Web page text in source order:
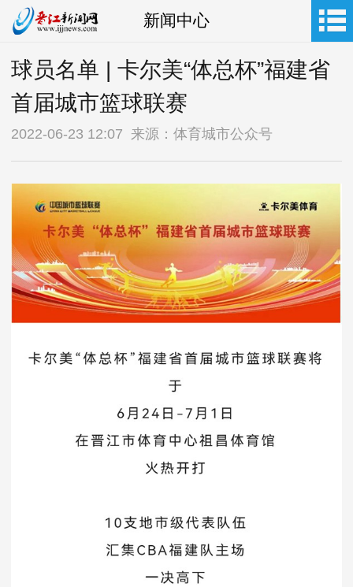
新闻中心
球员名单 | 卡尔美“体总杯”福建省
首届城市篮球联赛
2022-06-23 12:07 来源：体育城市公众号